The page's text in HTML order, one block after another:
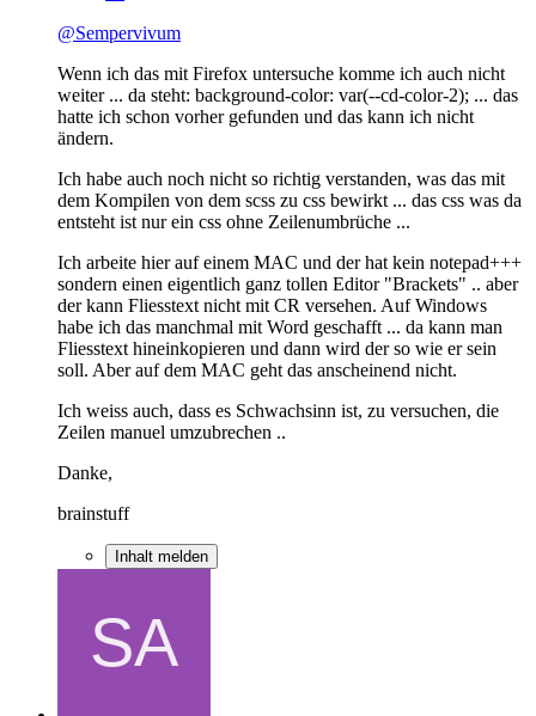
@Sempervivum
Wenn ich das mit Firefox untersuche komme ich auch nicht
weiter ... da steht: background-color: var(--cd-color-2); ... das
hatte ich schon vorher gefunden und das kann ich nicht
ändern.
Ich habe auch noch nicht so richtig verstanden, was das mit
dem Kompilen von dem scss zu css bewirkt ... das css was da
entsteht ist nur ein css ohne Zeilenumbrüche ...
Ich arbeite hier auf einem MAC und der hat kein notepad+++
sondern einen eigentlich ganz tollen Editor "Brackets" .. aber
der kann Fliesstext nicht mit CR versehen. Auf Windows
habe ich das manchmal mit Word geschafft ... da kann man
Fliesstext hineinkopieren und dann wird der so wie er sein
soll. Aber auf dem MAC geht das anscheinend nicht.
Ich weiss auch, dass es Schwachsinn ist, zu versuchen, die
Zeilen manuel umzubrechen ..
Danke,
brainstuff
Inhalt melden